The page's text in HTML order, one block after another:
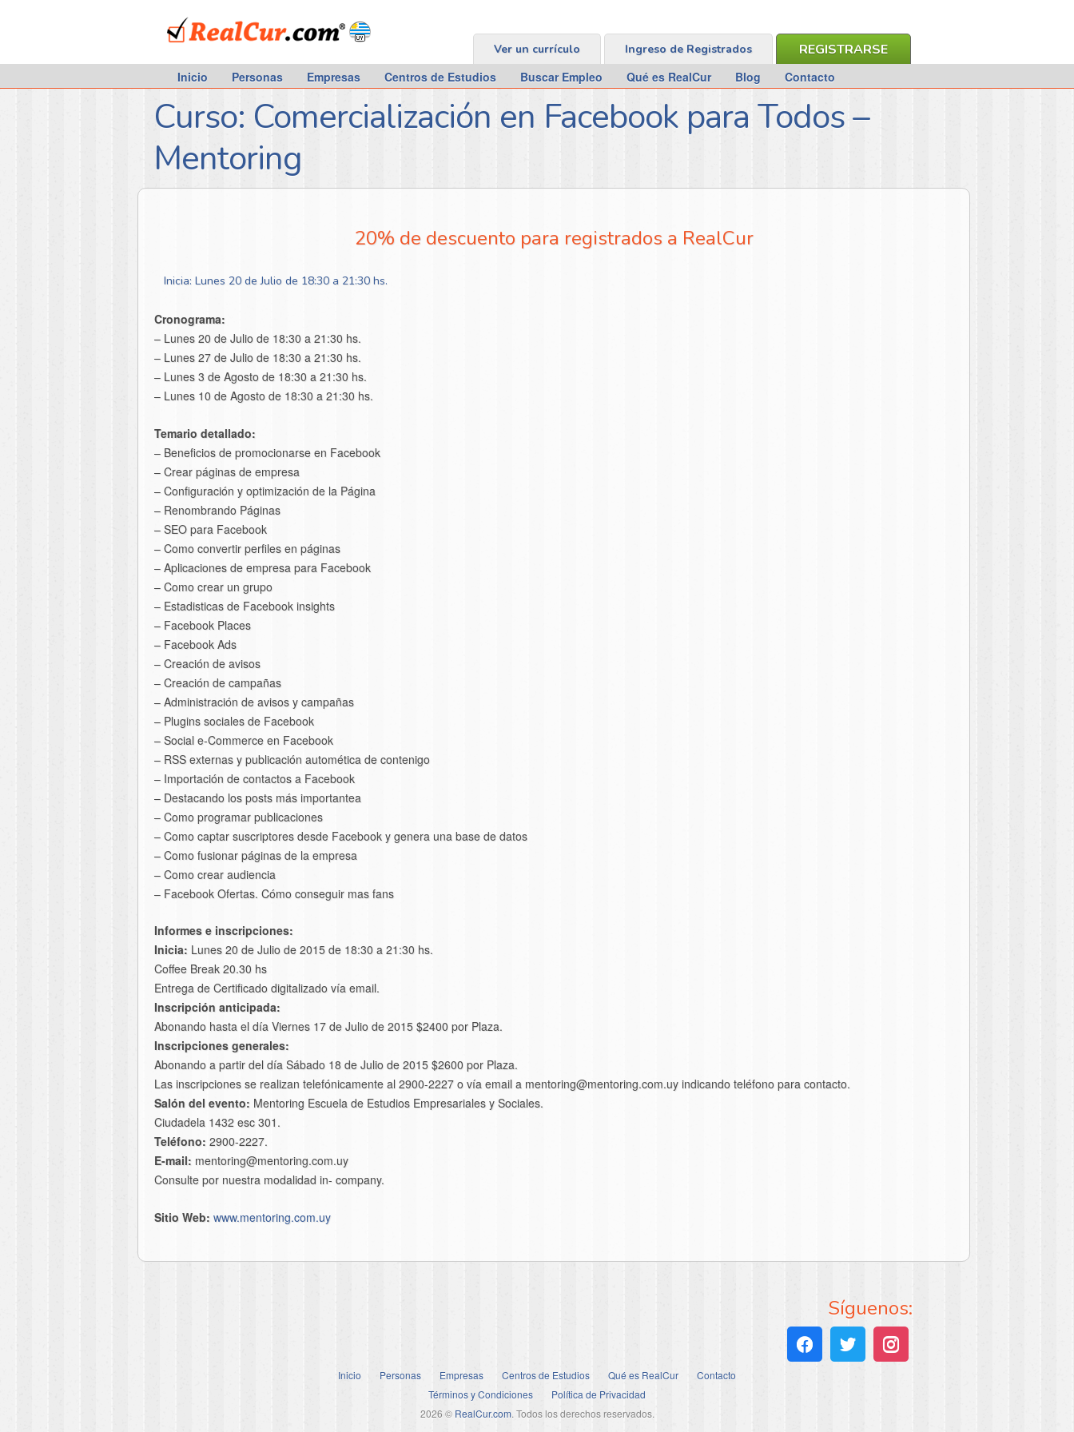
RealCur.com
REGISTRARSE
Ingreso de Registrados
Ver un currículo
Inicio Personas Empresas Centros de Estudios Buscar Empleo Qué es RealCur Blog Contacto
Curso: Comercialización en Facebook para Todos –
Mentoring
20% de descuento para registrados a RealCur
Inicia: Lunes 20 de Julio de 18:30 a 21:30 hs.
Cronograma:
– Lunes 20 de Julio de 18:30 a 21:30 hs.
– Lunes 27 de Julio de 18:30 a 21:30 hs.
– Lunes 3 de Agosto de 18:30 a 21:30 hs.
– Lunes 10 de Agosto de 18:30 a 21:30 hs.
Temario detallado:
– Beneficios de promocionarse en Facebook
– Crear páginas de empresa
– Configuración y optimización de la Página
– Renombrando Páginas
– SEO para Facebook
– Como convertir perfiles en páginas
– Aplicaciones de empresa para Facebook
– Como crear un grupo
– Estadisticas de Facebook insights
– Facebook Places
– Facebook Ads
– Creación de avisos
– Creación de campañas
– Administración de avisos y campañas
– Plugins sociales de Facebook
– Social e-Commerce en Facebook
– RSS externas y publicación automética de contenigo
– Importación de contactos a Facebook
– Destacando los posts más importantea
– Como programar publicaciones
– Como captar suscriptores desde Facebook y genera una base de datos
– Como fusionar páginas de la empresa
– Como crear audiencia
– Facebook Ofertas. Cómo conseguir mas fans
Informes e inscripciones:
Inicia: Lunes 20 de Julio de 2015 de 18:30 a 21:30 hs.
Coffee Break 20.30 hs
Entrega de Certificado digitalizado vía email.
Inscripción anticipada:
Abonando hasta el día Viernes 17 de Julio de 2015 $2400 por Plaza.
Inscripciones generales:
Abonando a partir del día Sábado 18 de Julio de 2015 $2600 por Plaza.
Las inscripciones se realizan telefónicamente al 2900-2227 o vía email a mentoring@mentoring.com.uy indicando teléfono para contacto.
Salón del evento: Mentoring Escuela de Estudios Empresariales y Sociales.
Ciudadela 1432 esc 301.
Teléfono: 2900-2227.
E-mail: mentoring@mentoring.com.uy
Consulte por nuestra modalidad in- company.
Sitio Web: www.mentoring.com.uy
Síguenos:
Inicio Personas Empresas Centros de Estudios Qué es RealCur
Contacto
Términos y Condiciones
Política de Privacidad
2026 © RealCur.com. Todos los derechos reservados.